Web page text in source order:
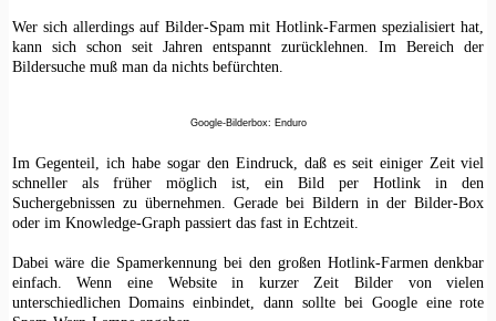
Wer sich allerdings auf Bilder-Spam mit Hotlink-Farmen spezialisiert hat,
kann sich schon seit Jahren entspannt zurücklehnen. Im Bereich der
Bildersuche muß man da nichts befürchten.
Google-Bilderbox: Enduro
Im Gegenteil, ich habe sogar den Eindruck, daß es seit einiger Zeit viel
schneller als früher möglich ist, ein Bild per Hotlink in den
Suchergebnissen zu übernehmen. Gerade bei Bildern in der Bilder-Box
oder im Knowledge-Graph passiert das fast in Echtzeit.
Dabei wäre die Spamerkennung bei den großen Hotlink-Farmen denkbar
einfach. Wenn eine Website in kurzer Zeit Bilder von vielen
unterschiedlichen Domains einbindet, dann sollte bei Google eine rote